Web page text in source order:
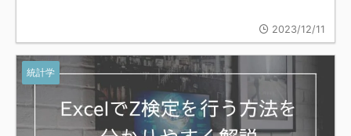
2023/12/11
統計学